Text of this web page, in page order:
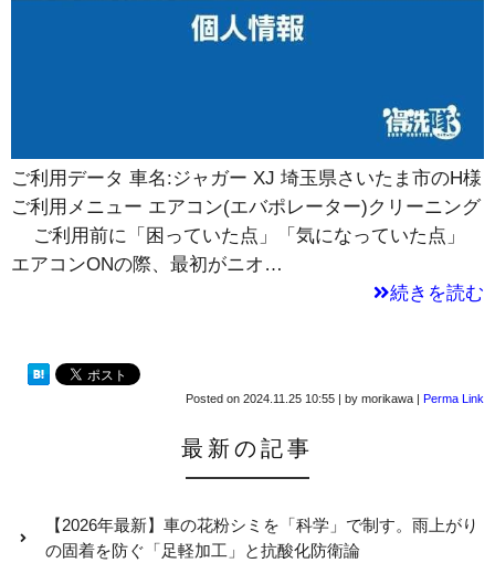
ご利用データ 車名:ジャガー XJ 埼玉県さいたま市のH様
ご利用メニュー エアコン(エバポレーター)クリーニング
ご利用前に「困っていた点」「気になっていた点」
エアコンONの際、最初がニオ…
続きを読む
Posted on 2024.11.25 10:55 by morikawa Perma Link
最新の記事
【2026年最新】車の花粉シミを「科学」で制す。雨上がり
の固着を防ぐ「足軽加工」と抗酸化防衛論